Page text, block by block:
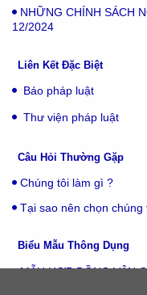
NHỮNG CHÍNH SÁCH
12/2024
Liên Kết Đặc Biệt
Báo pháp luật
Thư viện pháp luật
Câu Hỏi Thường Gặp
Chúng tôi làm gì ?
Tại sao nên chọn chúng
Biểu Mẫu Thông Dụng
MẪU HỢP ĐỒNG VẬN